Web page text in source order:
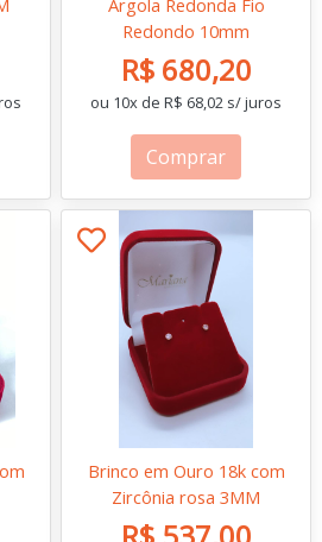
Argola Redonda Fio
Redondo 10mm
R$ 680,20
ou 10x de R$ 68,02 s/ juros
Comprar
Brinco em Ouro 18k com
Zircônia rosa 3MM